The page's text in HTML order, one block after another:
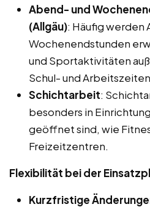
Abend- und
(Allgäu): Häufig werden
Wochenendstunden
und Sportaktivitäten
Schul- und
Schichtarbeit:
besonders in
geöffnet sind, wie
Freizeitzentren.
Flexibilität bei der
Kurzfristige